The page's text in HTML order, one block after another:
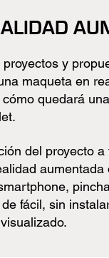
y
maqueta en
quedará
del proyecto
aumentada
fácil, sin